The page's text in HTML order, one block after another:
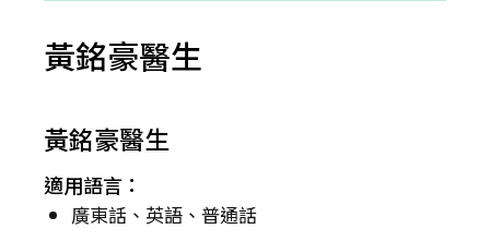
黃銘豪醫生
黃銘豪醫生
適用語言：
廣東話、英語、普通話